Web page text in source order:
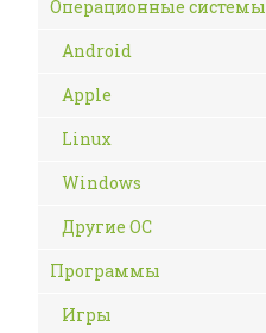
Операционные системы
Android
Apple
Linux
Windows
Другие ОС
Программы
Игры